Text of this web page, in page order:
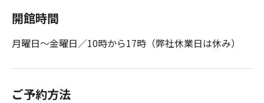
開館時間
月曜日〜金曜日／10時から17時（弊社休業日は休み）
ご予約方法